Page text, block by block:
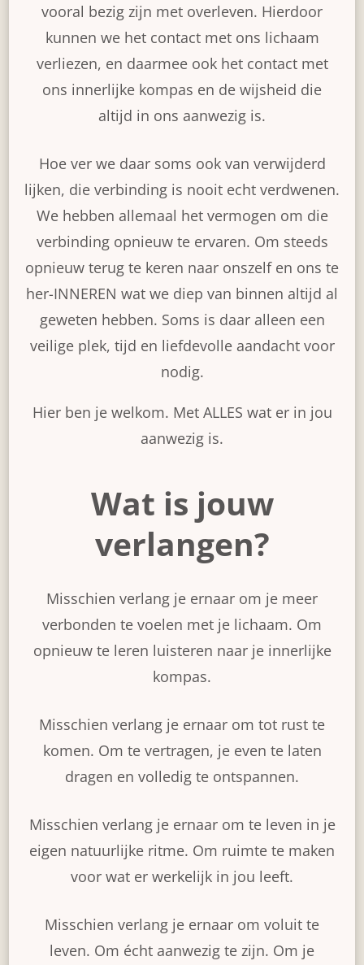
vooral bezig zijn met overleven. Hierdoor
kunnen we het contact met ons lichaam
verliezen, en daarmee ook het contact met
ons innerlijke kompas en de wijsheid die
altijd in ons aanwezig is.
Hoe ver we daar soms ook van verwijderd
lijken, die verbinding is nooit echt verdwenen.
We hebben allemaal het vermogen om die
verbinding opnieuw te ervaren. Om steeds
opnieuw terug te keren naar onszelf en ons te
her-INNEREN wat we diep van binnen altijd al
geweten hebben. Soms is daar alleen een
veilige plek, tijd en liefdevolle aandacht voor
nodig.
Hier ben je welkom. Met ALLES wat er in jou
aanwezig is.
Wat is jouw
verlangen?
Misschien verlang je ernaar om je meer
verbonden te voelen met je lichaam. Om
opnieuw te leren luisteren naar je innerlijke
kompas.
Misschien verlang je ernaar om tot rust te
komen. Om te vertragen, je even te laten
dragen en volledig te ontspannen.
Misschien verlang je ernaar om te leven in je
eigen natuurlijke ritme. Om ruimte te maken
voor wat er werkelijk in jou leeft.
Misschien verlang je ernaar om voluit te
leven. Om écht aanwezig te zijn. Om je